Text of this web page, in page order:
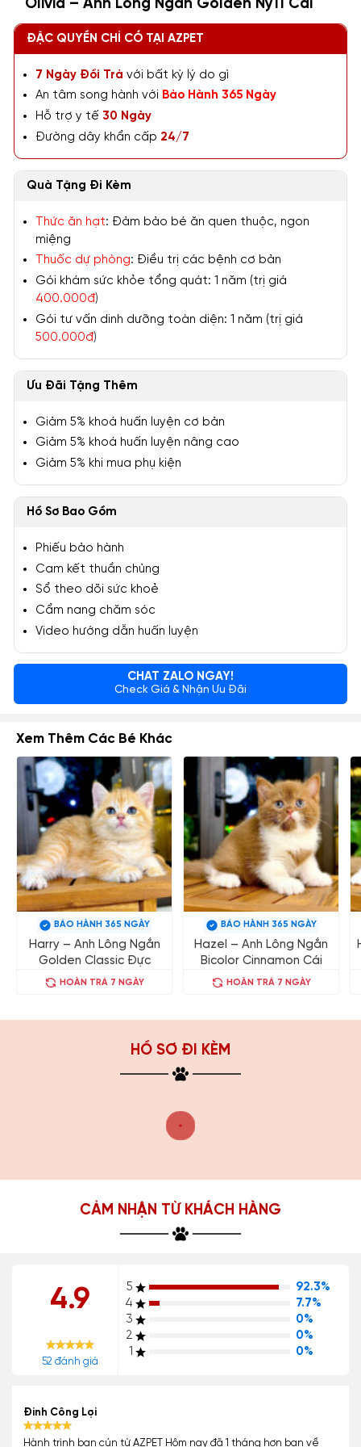
Olivia – Anh Lông Ngắn Golden Ny11 Cái
ĐẶC QUYỀN CHỈ CÓ TẠI AZPET
7 Ngày Đổi Trả với bất kỳ lý do gì
An tâm song hành với Bảo Hành 365 Ngày
Hỗ trợ y tế 30 Ngày
Đường dây khẩn cấp 24/7
Quà Tặng Đi Kèm
Thức ăn hạt: Đảm bảo bé ăn quen thuộc, ngon
miệng
Thuốc dự phòng: Điều trị các bệnh cơ bản
Gói khám sức khỏe tổng quát: 1 năm (trị giá
400.000đ)
Gói tư vấn dinh dưỡng toàn diện: 1 năm (trị giá
500.000đ)
Ưu Đãi Tặng Thêm
Giảm 5% khoá huấn luyện cơ bản
Giảm 5% khoá huấn luyện nâng cao
Giảm 5% khi mua phụ kiện
Hồ Sơ Bao Gồm
Phiếu bảo hành
Cam kết thuần chủng
Sổ theo dõi sức khoẻ
Cẩm nang chăm sóc
Video hướng dẫn huấn luyện
CHAT ZALO NGAY!
Check Giá & Nhận Ưu Đãi
Xem Thêm Các Bé Khác
BẢO HÀNH 365 NGÀY
Harry – Anh Lông Ngắn
Golden Classic Đực
HOÀN TRẢ 7 NGÀY
BẢO HÀNH 365 NGÀY
Hazel – Anh Lông Ngắn
Bicolor Cinnamon Cái
HOÀN TRẢ 7 NGÀY
HỒ SƠ ĐI KÈM
CẢM NHẬN TỪ KHÁCH HÀNG
4.9
52 đánh giá
5
92.3%
4
7.7%
3
0%
2
0%
1
0%
Đinh Công Lợi
Hành trình bạn cún từ AZPET Hôm nay đã 1 tháng hơn bạn về